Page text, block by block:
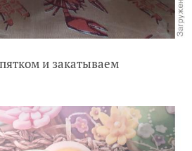
и закатываем